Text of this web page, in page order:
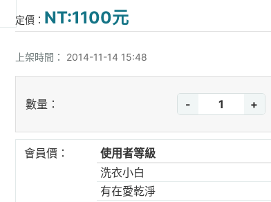
定價： NT:1100元
上架時間： 2014-11-14 15:48
數量： - +
會員價： 使用者等級
洗衣小白
有在愛乾淨